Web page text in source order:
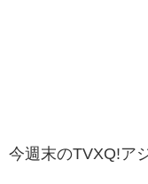
今週末のTVXQ!ア